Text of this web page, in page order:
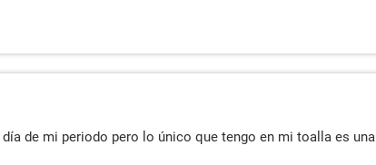
de mi periodo pero lo único que tengo en mi toalla es una